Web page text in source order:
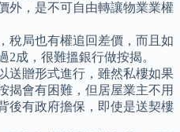
外，是不可自由轉讓物業業權
稅局也有權追回差價，而且如
2成，很難搵銀行做按揭。
送贈形式進行，雖然私樓如果
揭會有困難，但居屋業主不用
後有政府擔保，即使是送契樓